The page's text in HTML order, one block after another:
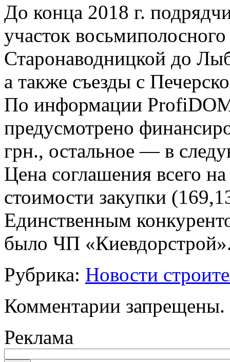
Дo конца 2018 г.
участок восьмиполосного
Старонаводницкой до
а также съезды с
По информации
предусмотрено
грн., остальное — в
Цена соглашения всего
стоимости закупки
Единственным
было ЧП
Рубрика: Новости
Комментарии запрещены.
Реклама